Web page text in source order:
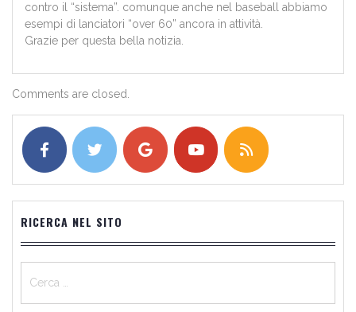
contro il “sistema”. comunque anche nel baseball abbiamo
esempi di lanciatori “over 60” ancora in attività.
Grazie per questa bella notizia.
Comments are closed.
RICERCA NEL SITO
per: